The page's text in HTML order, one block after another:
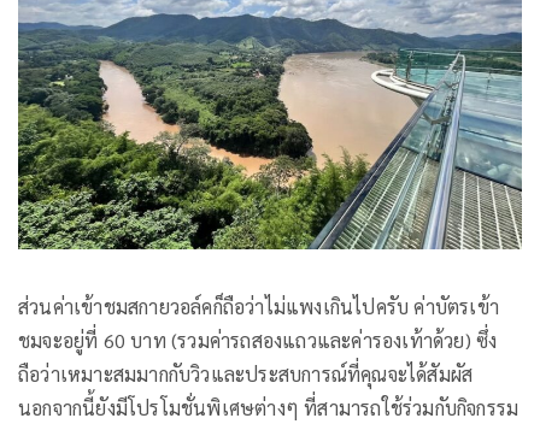
ส่วนค่าเข้าชมสกายวอล์คก็ถือว่าไม่แพงเกินไปครับ ค่าบัตรเข้า
ชมจะอยู่ที่ 60 บาท (รวมค่ารถสองแถวและค่ารองเท้าด้วย) ซึ่ง
ถือว่าเหมาะสมมากกับวิวและประสบการณ์ที่คุณจะได้สัมผัส
นอกจากนี้ยังมีโปรโมชั่นพิเศษต่างๆ ที่สามารถใช้ร่วมกับกิจกรรม